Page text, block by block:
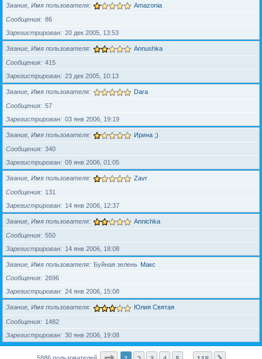
Звание, Имя пользователя Amazonia
Сообщения
86
Зарегистрирован
20 дек 2005, 13:53
Звание, Имя пользователя Annushka
Сообщения
415
Зарегистрирован
23 дек 2005, 10:13
Звание, Имя пользователя Dara
Сообщения
57
Зарегистрирован
03 янв 2006, 19:19
Звание, Имя пользователя Ирина ;)
Сообщения
340
Зарегистрирован
09 янв 2006, 01:05
Звание, Имя пользователя Zavr
Сообщения
131
Зарегистрирован
14 янв 2006, 12:37
Звание, Имя пользователя Annichka
Сообщения
550
Зарегистрирован
14 янв 2006, 18:08
Звание, Имя пользователя Буйная зелень Макс
Сообщения
2696
Зарегистрирован
24 янв 2006, 15:08
Звание, Имя пользователя Юлия Святая
Сообщения
1482
Зарегистрирован
30 янв 2006, 19:08
5886 пользователей